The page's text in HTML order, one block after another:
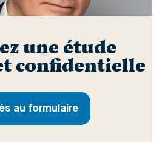
une étude
confidentielle
au formulaire